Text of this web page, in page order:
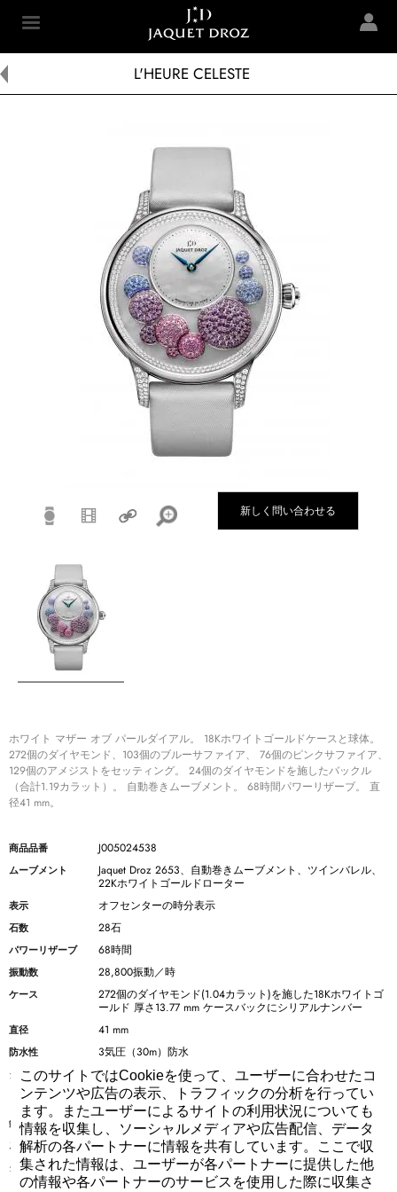
このサイトではCookieを使って、ユーザーに合わせたコ
ンテンツや広告の表示、トラフィックの分析を行ってい
ます。またユーザーによるサイトの利用状況についても
情報を収集し、ソーシャルメディアや広告配信、データ
解析の各パートナーに情報を共有しています。ここで収
集された情報は、ユーザーが各パートナーに提供した他
の情報や各パートナーのサービスを使用した際に収集さ
content
Jaquet Droz
L'HEURE CELESTE
新しく問い合わせる
ホワイト マザー オブ パールダイアル。 18Kホワイトゴールドケースと球体。
272個のダイヤモンド、103個のブルーサファイア、 76個のピンクサファイア、
129個のアメジストをセッティング。 24個のダイヤモンドを施したバックル
（合計1.19カラット）。 自動巻きムーブメント。 68時間パワーリザーブ。 直
径41 mm。
商品品番 J005024538
ムーブメント
Jaquet Droz 2653、自動巻きムーブメント、ツインバレル、
22Kホワイトゴールドローター
表示 オフセンターの時分表示
石数 28石
パワーリザーブ 68時間
振動数 28,800振動／時
ケース
272個のダイヤモンド(1.04カラット)を施した18Kホワイトゴ
ールド 厚さ13.77 mm ケースバックにシリアルナンバー
直径 41 mm
防水性 3気圧（30m）防水
ダイアル
ホワイト マザー オブ パール103個のブルーサファイア、76
個のピンクサファイア、129個のアメジストを施した18Kホワ
イトゴールドの球体
針 ブルースティール
ストラップ 手縫いのグレーサテンストラップ
クラスプ
24個のダイヤモンド（0.15カラット）を施した18Kホワイト
ゴールドの美錠